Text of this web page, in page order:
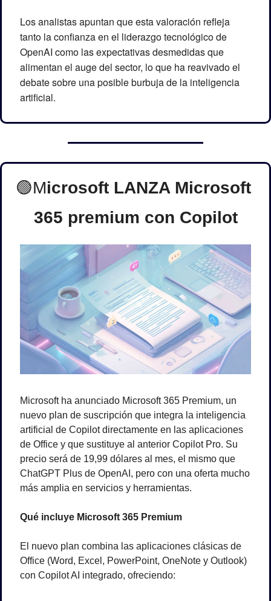
Los analistas apuntan que esta valoración refleja
tanto la confianza en el liderazgo tecnológico de
OpenAI como las expectativas desmedidas que
alimentan el auge del sector, lo que ha reavivado el
artificial.
🟢Microsoft LANZA Microsoft
365 premium con Copilot
Microsoft ha anunciado Microsoft 365 Premium, un
nuevo plan de suscripción que integra la inteligencia
artificial de Copilot directamente en las aplicaciones
de Office y que sustituye al anterior Copilot Pro. Su
precio será de 19,99 dólares al mes, el mismo que
ChatGPT Plus de OpenAI, pero con una oferta mucho
más amplia en servicios y herramientas.
Qué incluye Microsoft 365 Premium
El nuevo plan combina las aplicaciones clásicas de
Office (Word, Excel, PowerPoint, OneNote y Outlook)
con Copilot AI integrado, ofreciendo: